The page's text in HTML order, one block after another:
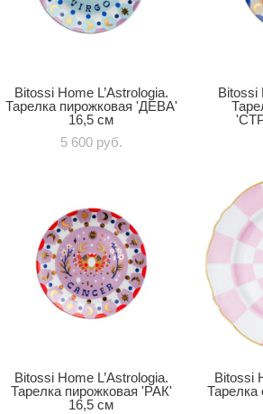
Bitossi Home L’Astrologia.
Тарелка пирожковая 'ДЕВА'
16,5 см
5 600 pуб.
Bitossi
Bitossi Home L’Astrologia.
Тарелка пирожковая 'РАК'
16,5 см
Bitossi
Тарелка